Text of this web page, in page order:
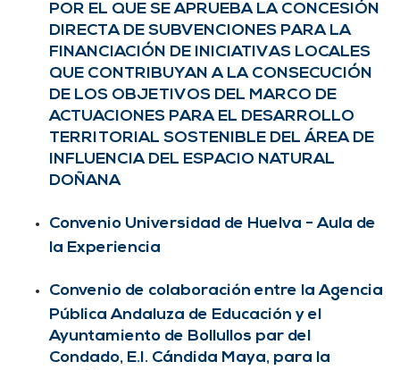
POR EL QUE SE APRUEBA LA CONCESIÓN
DIRECTA DE SUBVENCIONES PARA LA
FINANCIACIÓN DE INICIATIVAS LOCALES
QUE CONTRIBUYAN A LA CONSECUCIÓN
DE LOS OBJETIVOS DEL MARCO DE
ACTUACIONES PARA EL DESARROLLO
TERRITORIAL SOSTENIBLE DEL ÁREA DE
INFLUENCIA DEL ESPACIO NATURAL
DOÑANA
Convenio Universidad de Huelva - Aula de
la Experiencia
Convenio de colaboración entre la Agencia
Pública Andaluza de Educación y el
Ayuntamiento de Bollullos par del
Condado, E.I. Cándida Maya, para la